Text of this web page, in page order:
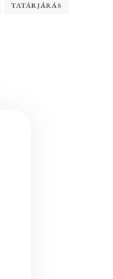
TATÁRJÁRÁS